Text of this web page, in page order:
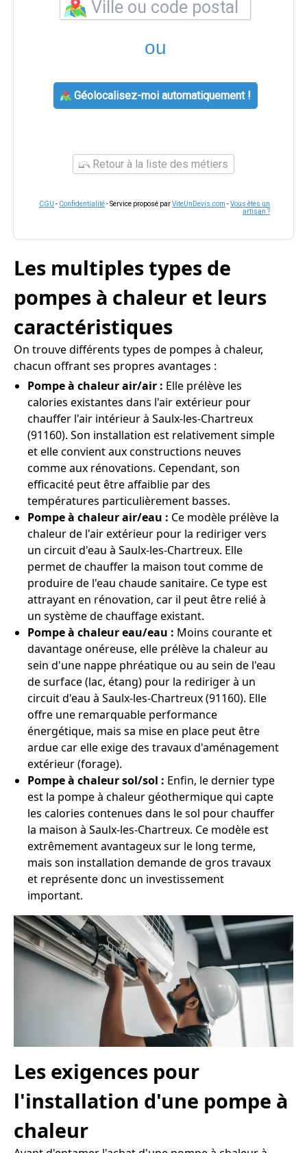
ou
Géolocalisez-moi automatiquement !
Retour à la liste des métiers
CGU - Confidentialité- Service proposé parViteUnDevis.com -Vous êtes un
artisan ?
Les multiples types de
pompes à chaleur et leurs
caractéristiques
On trouve différents types de pompes à chaleur,
chacun offrant ses propres avantages :
Pompe à chaleur air/air : Elle prélève les
calories existantes dans l'air extérieur pour
chauffer l'air intérieur à Saulx-les-Chartreux
(91160). Son installation est relativement simple
et elle convient aux constructions neuves
comme aux rénovations. Cependant, son
efficacité peut être affaiblie par des
températures particulièrement basses.
Pompe à chaleur air/eau : Ce modèle prélève la
chaleur de l'air extérieur pour la rediriger vers
un circuit d'eau à Saulx-les-Chartreux. Elle
permet de chauffer la maison tout comme de
produire de l'eau chaude sanitaire. Ce type est
attrayant en rénovation, car il peut être relié à
un système de chauffage existant.
Pompe à chaleur eau/eau : Moins courante et
davantage onéreuse, elle prélève la chaleur au
sein d'une nappe phréatique ou au sein de l'eau
de surface (lac, étang) pour la rediriger à un
circuit d'eau à Saulx-les-Chartreux (91160). Elle
offre une remarquable performance
énergétique, mais sa mise en place peut être
ardue car elle exige des travaux d'aménagement
extérieur (forage).
Pompe à chaleur sol/sol : Enfin, le dernier type
est la pompe à chaleur géothermique qui capte
les calories contenues dans le sol pour chauffer
la maison à Saulx-les-Chartreux. Ce modèle est
extrêmement avantageux sur le long terme,
mais son installation demande de gros travaux
et représente donc un investissement
important.
Les exigences pour
l'installation d'une pompe à
chaleur